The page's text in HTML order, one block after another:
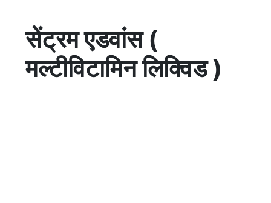
सेंट्रम एडवांस (
मल्टीविटामिन लिक्विड )